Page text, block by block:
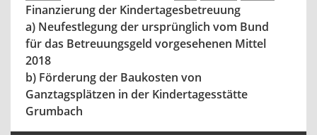
Finanzierung der Kindertagesbetreuung
a) Neufestlegung der ursprünglich vom Bund
für das Betreuungsgeld vorgesehenen Mittel
2018
b) Förderung der Baukosten von
Ganztagsplätzen in der Kindertagesstätte
Grumbach